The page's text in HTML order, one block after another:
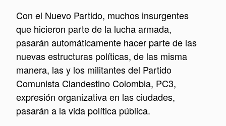
Con el Nuevo Partido, muchos insurgentes
que hicieron parte de la lucha armada,
pasarán automáticamente hacer parte de las
nuevas estructuras políticas, de las misma
manera, las y los militantes del Partido
Comunista Clandestino Colombia, PC3,
expresión organizativa en las ciudades,
pasarán a la vida política pública.